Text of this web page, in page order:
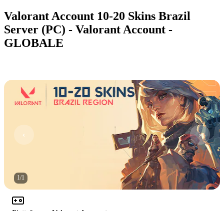
Valorant Account 10-20 Skins Brazil
Server (PC) - Valorant Account -
GLOBALE
1/1